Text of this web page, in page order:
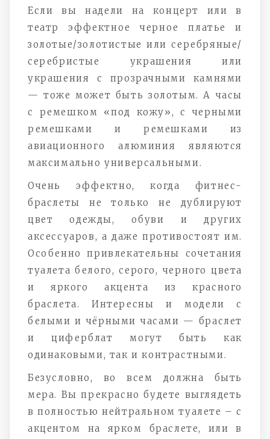
Если вы надели на концерт или в
театр эффектное черное платье и
золотые/золотистые или серебряные/
серебристые украшения или
украшения с прозрачными камнями
— тоже может быть золотым. А часы
с ремешком «под кожу», с черными
ремешками и ремешками из
авиационного алюминия являются
максимально универсальными.
Очень эффектно, когда фитнес-
браслеты не только не дублируют
цвет одежды, обуви и других
аксессуаров, а даже противостоят им.
Особенно привлекательны сочетания
туалета белого, серого, черного цвета
и яркого акцента из красного
браслета. Интересны и модели с
белыми и чёрными часами — браслет
и циферблат могут быть как
одинаковыми, так и контрастными.
Безусловно, во всем должна быть
мера. Вы прекрасно будете выглядеть
в полностью нейтральном туалете – с
акцентом на ярком браслете, или в